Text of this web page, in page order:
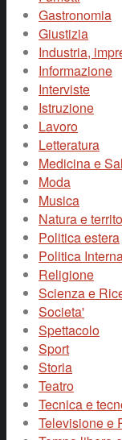
Gastronomia
Giustizia
Industria,
Informazione
Interviste
Istruzione
Lavoro
Letteratura
Medicina e
Moda
Musica
Natura e
Politica estera
Politica
Religione
Scienza e
Societa'
Spettacolo
Sport
Storia
Teatro
Tecnica e
Televisione e